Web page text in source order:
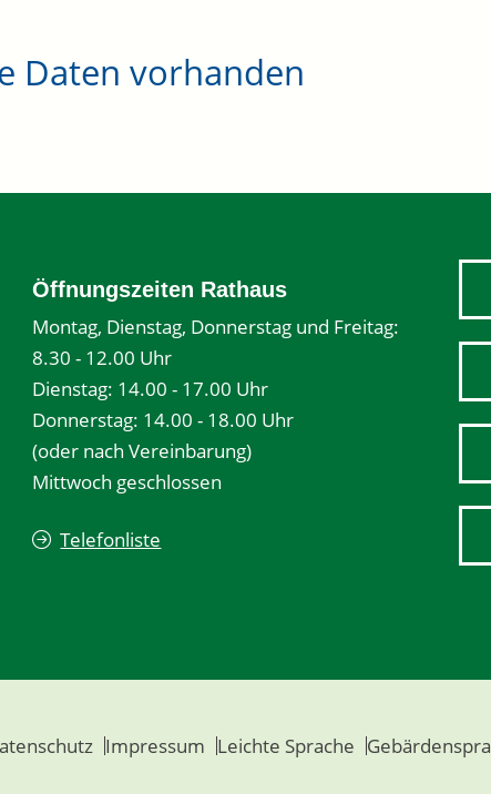
Daten vorhanden
Öffnungszeiten Rathaus
Montag, Dienstag, Donnerstag und Freitag:
8.30 - 12.00 Uhr
Dienstag: 14.00 - 17.00 Uhr
Donnerstag: 14.00 - 18.00 Uhr
(oder nach Vereinbarung)
Mittwoch geschlossen
Telefonliste
Impressum Leichte Sprache